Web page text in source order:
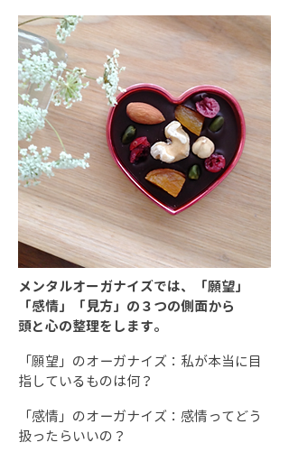
メンタルオーガナイズでは、「願望」
「感情」「見方」の３つの側面から
頭と心の整理をします。
「願望」のオーガナイズ：私が本当に目
指しているものは何？
「感情」のオーガナイズ：感情ってどう
扱ったらいいの？